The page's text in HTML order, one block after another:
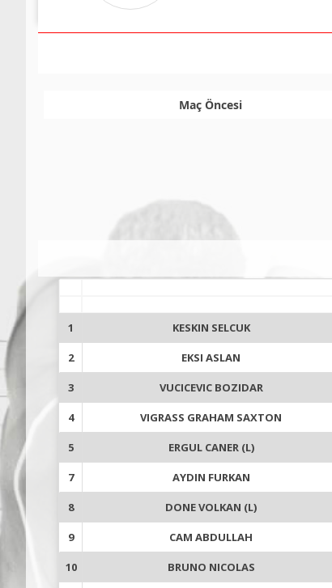
Maç Öncesi
1 KESKIN SELCUK
2 EKSI ASLAN
3 VUCICEVIC BOZIDAR
4 VIGRASS GRAHAM SAXTON
5 ERGUL CANER (L)
7 AYDIN FURKAN
8 DONE VOLKAN (L)
9 CAM ABDULLAH
10 BRUNO NICOLAS